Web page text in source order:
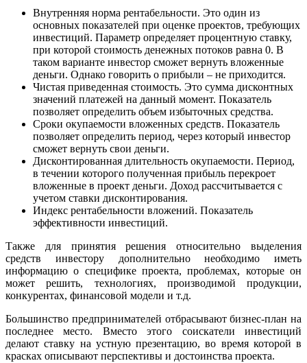
Внутренняя норма рентабельности. Это один из
основных показателей при оценке проектов, требующих
инвестиций. Параметр определяет процентную ставку,
при которой стоимость денежных потоков равна 0. В
таком варианте инвестор сможет вернуть вложенные
деньги. Однако говорить о прибыли – не приходится.
Чистая приведенная стоимость. Это сумма дисконтных
значений платежей на данный момент. Показатель
позволяет определить объем избыточных средства.
Сроки окупаемости вложенных средств. Показатель
позволяет определить период, через который инвестор
сможет вернуть свои деньги.
Дисконтированная длительность окупаемости. Период,
в течении которого полученная прибыль перекроет
вложенные в проект деньги. Доход рассчитывается с
учетом ставки дисконтирования.
Индекс рентабельности вложений. Показатель
эффективности инвестиций.
Также для принятия решения относительно выделения
средств инвестору дополнительно необходимо иметь
информацию о специфике проекта, проблемах, которые он
может решить, технологиях, производимой продукции,
конкурентах, финансовой модели и т.д.
Большинство предпринимателей отбрасывают бизнес-план на
последнее место. Вместо этого соискатели инвестиций
делают ставку на устную презентацию, во время которой в
красках описывают перспективы и достоинства проекта.